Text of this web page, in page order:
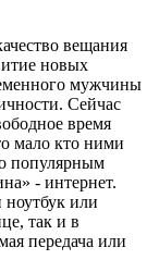
вещания
новых
мужчины
Сейчас
время
мало кто ними
популярным
- интернет.
ноутбук или
так и в
передача или